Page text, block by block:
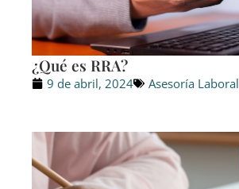
¿Qué es RRA?
9 de abril, 2024 Asesoría Laboral